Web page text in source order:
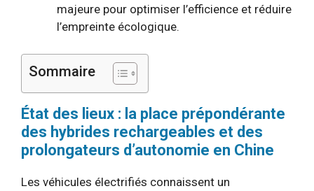
majeure pour optimiser l’efficience et réduire
l’empreinte écologique.
Sommaire
État des lieux : la place prépondérante
des hybrides rechargeables et des
prolongateurs d’autonomie en Chine
Les véhicules électrifiés connaissent un